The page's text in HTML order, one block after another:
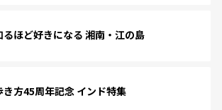
るほど好きになる 湘南・江の島
き方45周年記念 インド特集